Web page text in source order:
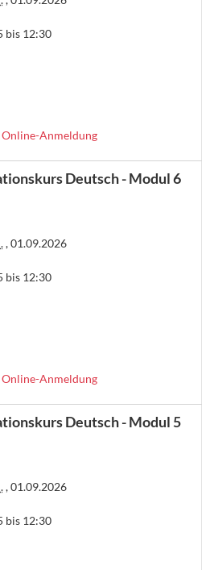
bis 12:30
Online-Anmeldung
Deutsch - Modul 6
, 01.09.2026
bis 12:30
Online-Anmeldung
Deutsch - Modul 5
, 01.09.2026
bis 12:30